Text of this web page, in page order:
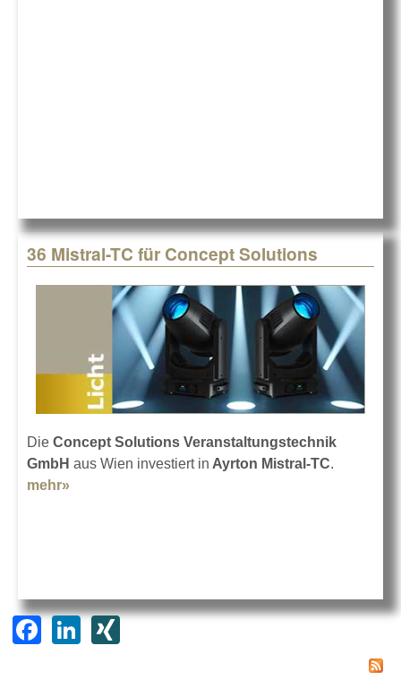
36 Mistral-TC für Concept Solutions
Die Concept Solutions Veranstaltungstechnik
GmbH aus Wien investiert in Ayrton Mistral-TC.
mehr»
F
Li XI